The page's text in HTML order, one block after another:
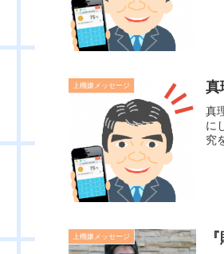
上機嫌メッセージ 真
真
に
究
上機嫌メッセージ